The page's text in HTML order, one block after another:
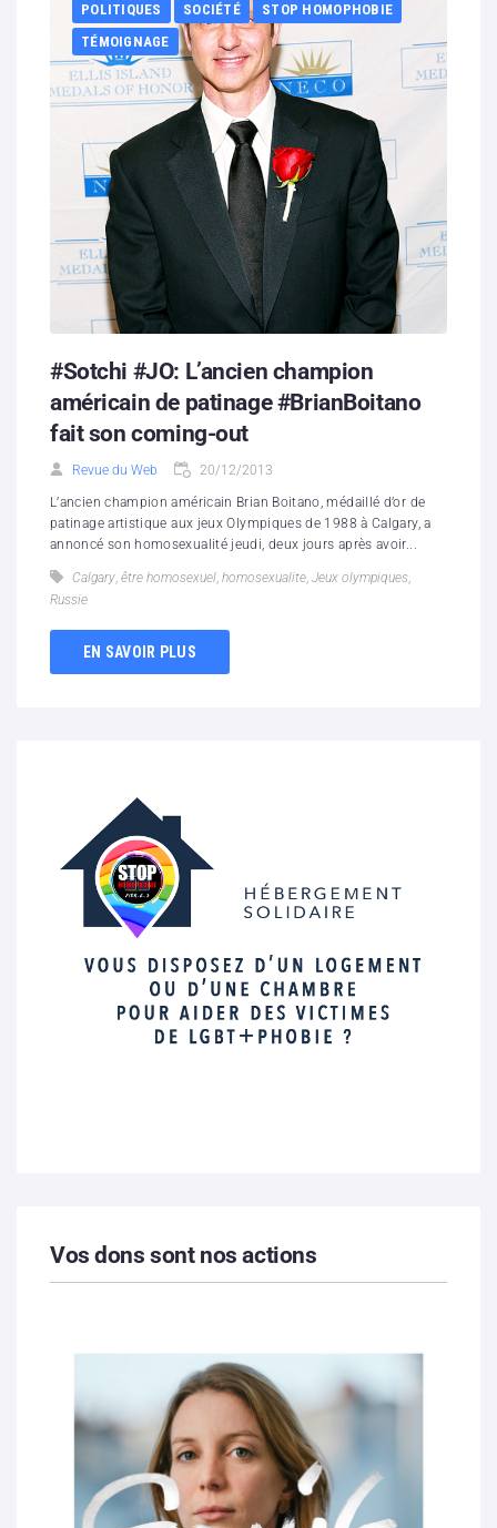
Partenaires
Contacts
Hébergement solidaire
POLITIQUES
SOCIÉTÉ
STOP HOMOPHOBIE
TÉMOIGNAGE
#Sotchi #JO: L’ancien champion
américain de patinage #BrianBoitano
fait son coming-out
Revue du Web 20/12/2013
L’ancien champion américain Brian Boitano, médaillé d’or de
patinage artistique aux jeux Olympiques de 1988 à Calgary, a
annoncé son homosexualité jeudi, deux jours après avoir...
Calgary, être homosexuel, homosexualite, Jeux olympiques,
Russie
EN SAVOIR PLUS
Vos dons sont nos actions